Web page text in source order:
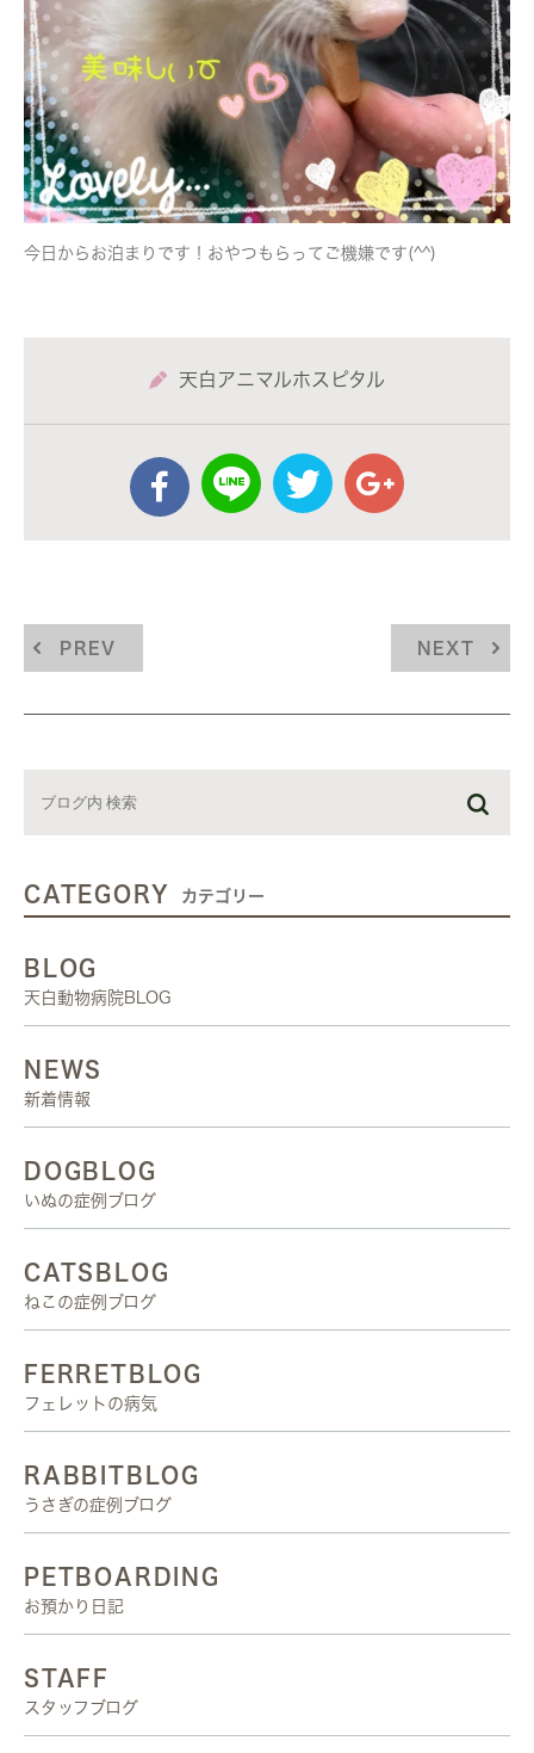
今日からお泊まりです！おやつもらってご機嫌です(^^)
天白アニマルホスピタル
PREV NEXT
CATEGORY カテゴリー
BLOG
天白動物病院BLOG
NEWS
新着情報
DOGBLOG
いぬの症例ブログ
CATSBLOG
ねこの症例ブログ
FERRETBLOG
フェレットの病気
RABBITBLOG
うさぎの症例ブログ
PETBOARDING
お預かり日記
STAFF
スタッフブログ